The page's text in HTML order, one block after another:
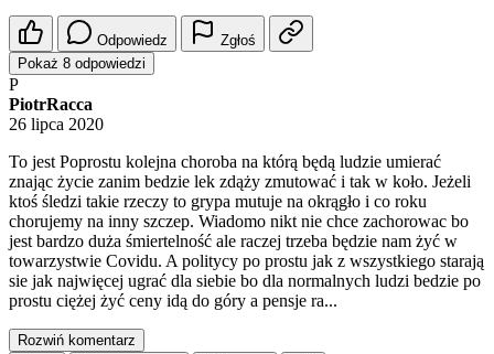
Odpowiedz
Zgłoś
Pokaż 8 odpowiedzi
P
PiotrRacca
26 lipca 2020
To jest Poprostu kolejna choroba na którą będą ludzie umierać
znając życie zanim bedzie lek zdąży zmutować i tak w koło. Jeżeli
ktoś śledzi takie rzeczy to grypa mutuje na okrągło i co roku
chorujemy na inny szczep. Wiadomo nikt nie chce zachorowac bo
jest bardzo duża śmiertelność ale raczej trzeba będzie nam żyć w
towarzystwie Covidu. A politycy po prostu jak z wszystkiego starają
sie jak najwięcej ugrać dla siebie bo dla normalnych ludzi bedzie po
prostu ciężej żyć ceny idą do góry a pensje ra...
Rozwiń komentarz